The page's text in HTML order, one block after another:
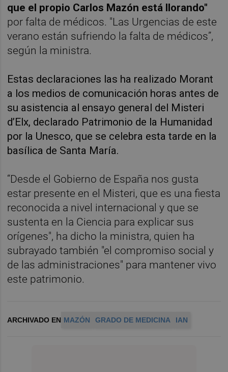
que el propio Carlos Mazón está llorando"
por falta de médicos. "Las Urgencias de este
verano están sufriendo la falta de médicos”,
según la ministra.
Estas declaraciones las ha realizado Morant
a los medios de comunicación horas antes de
su asistencia al ensayo general del Misteri
d’Elx, declarado Patrimonio de la Humanidad
por la Unesco, que se celebra esta tarde en la
basílica de Santa María.
“Desde el Gobierno de España nos gusta
estar presente en el Misteri, que es una fiesta
reconocida a nivel internacional y que se
sustenta en la Ciencia para explicar sus
orígenes", ha dicho la ministra, quien ha
subrayado también "el compromiso social y
de las administraciones" para mantener vivo
este patrimonio.
ARCHIVADO EN MAZÓN GRADO DE MEDICINA IAN